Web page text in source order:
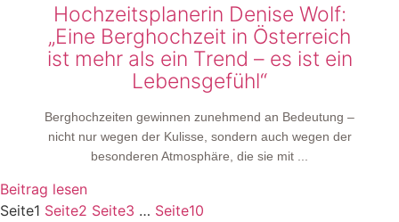
Hochzeitsplanerin Denise Wolf:
„Eine Berghochzeit in Österreich
ist mehr als ein Trend – es ist ein
Lebensgefühl“
Berghochzeiten gewinnen zunehmend an Bedeutung –
nicht nur wegen der Kulisse, sondern auch wegen der
besonderen Atmosphäre, die sie mit ...
Beitrag lesen
Seite1 Seite2 Seite3 … Seite10